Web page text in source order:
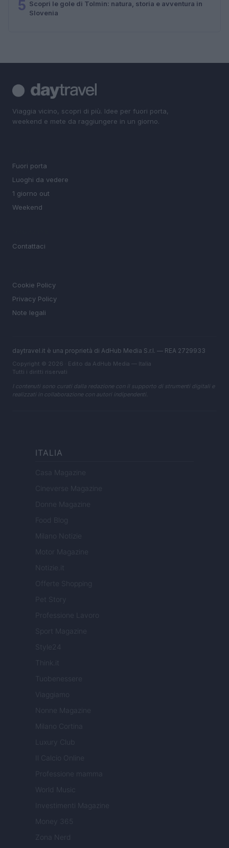
5 Scopri le gole di Tolmin: natura, storia e avventura in
Slovenia
Viaggia vicino, scopri di più. Idee per fuori porta,
weekend e mete da raggiungere in un giorno.
Fuori porta
Luoghi da vedere
1 giorno out
Weekend
Contattaci
Cookie Policy
Privacy Policy
Note legali
daytravel.it è una proprietà di AdHub Media S.r.l. — REA 2729933
Copyright © 2026 · Edito da AdHub Media — Italia
Tutti i diritti riservati
I contenuti sono curati dalla redazione con il supporto di strumenti digitali e
realizzati in collaborazione con autori indipendenti.
ITALIA
Casa Magazine
Cineverse Magazine
Donne Magazine
Food Blog
Milano Notizie
Motor Magazine
Notizie.it
Offerte Shopping
Pet Story
Professione Lavoro
Sport Magazine
Style24
Think.it
Tuobenessere
Viaggiamo
Nonne Magazine
Milano Cortina
Luxury Club
Il Calcio Online
Professione mamma
World Music
Investimenti Magazine
Money 365
Zona Nerd